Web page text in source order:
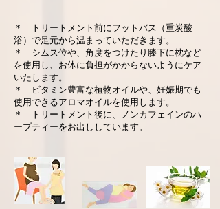
＊ トリートメント前にフットバス（重炭酸
浴）で足元から温まっていただきます。
＊ シムス位や、角度をつけたり膝下に枕など
を使用し、お体に負担がかからないようにケア
いたします。
＊ ビタミン豊富な植物オイルや、妊娠期でも
使用できるアロマオイルを使用します。
＊ トリートメント後に、ノンカフェインのハ
ーブティーをお出ししています。